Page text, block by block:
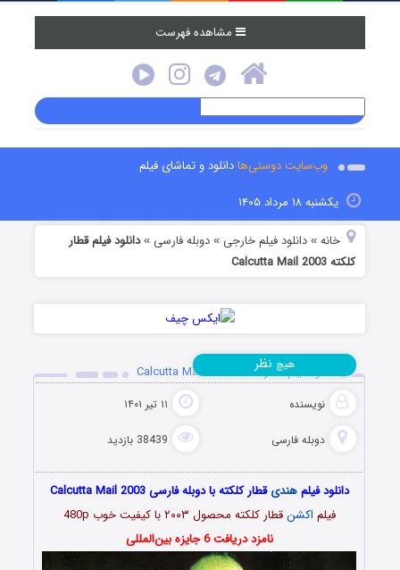
مشاهده فهرست
وب‌سایت دوستی‌هادانلود و تماشای فیلم
یکشنبه ۱۸ مرداد ۱۴۰۵
خانه »دانلود فیلم خارجی »دوبله فارسی »دانلود فیلم قطار
کلکته Calcutta Mail 2003
دانلود فیلم قطار کلکته Calcutta Mail 2003
نویسنده ۱۱ تیر ۱۴۰۱
دوبله فارسی 38439 بازدید
هیچ نظر
دانلود فیلمهندیقطار کلکته با دوبله فارسی Calcutta Mail 2003
فیلم اکشنقطار کلکته محصول ۲۰۰۳ با کیفیت خوب 480p
نامزد دریافت 6 جایزه
بین‌المللی